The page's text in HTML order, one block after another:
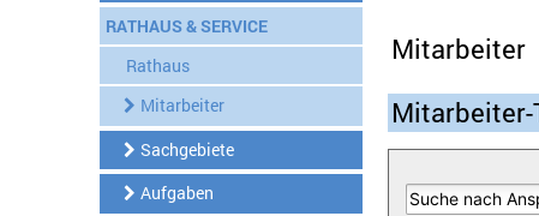
RATHAUS & SERVICE
Rathaus
Mitarbeiter
Sachgebiete
Aufgaben
Mitarbeiter